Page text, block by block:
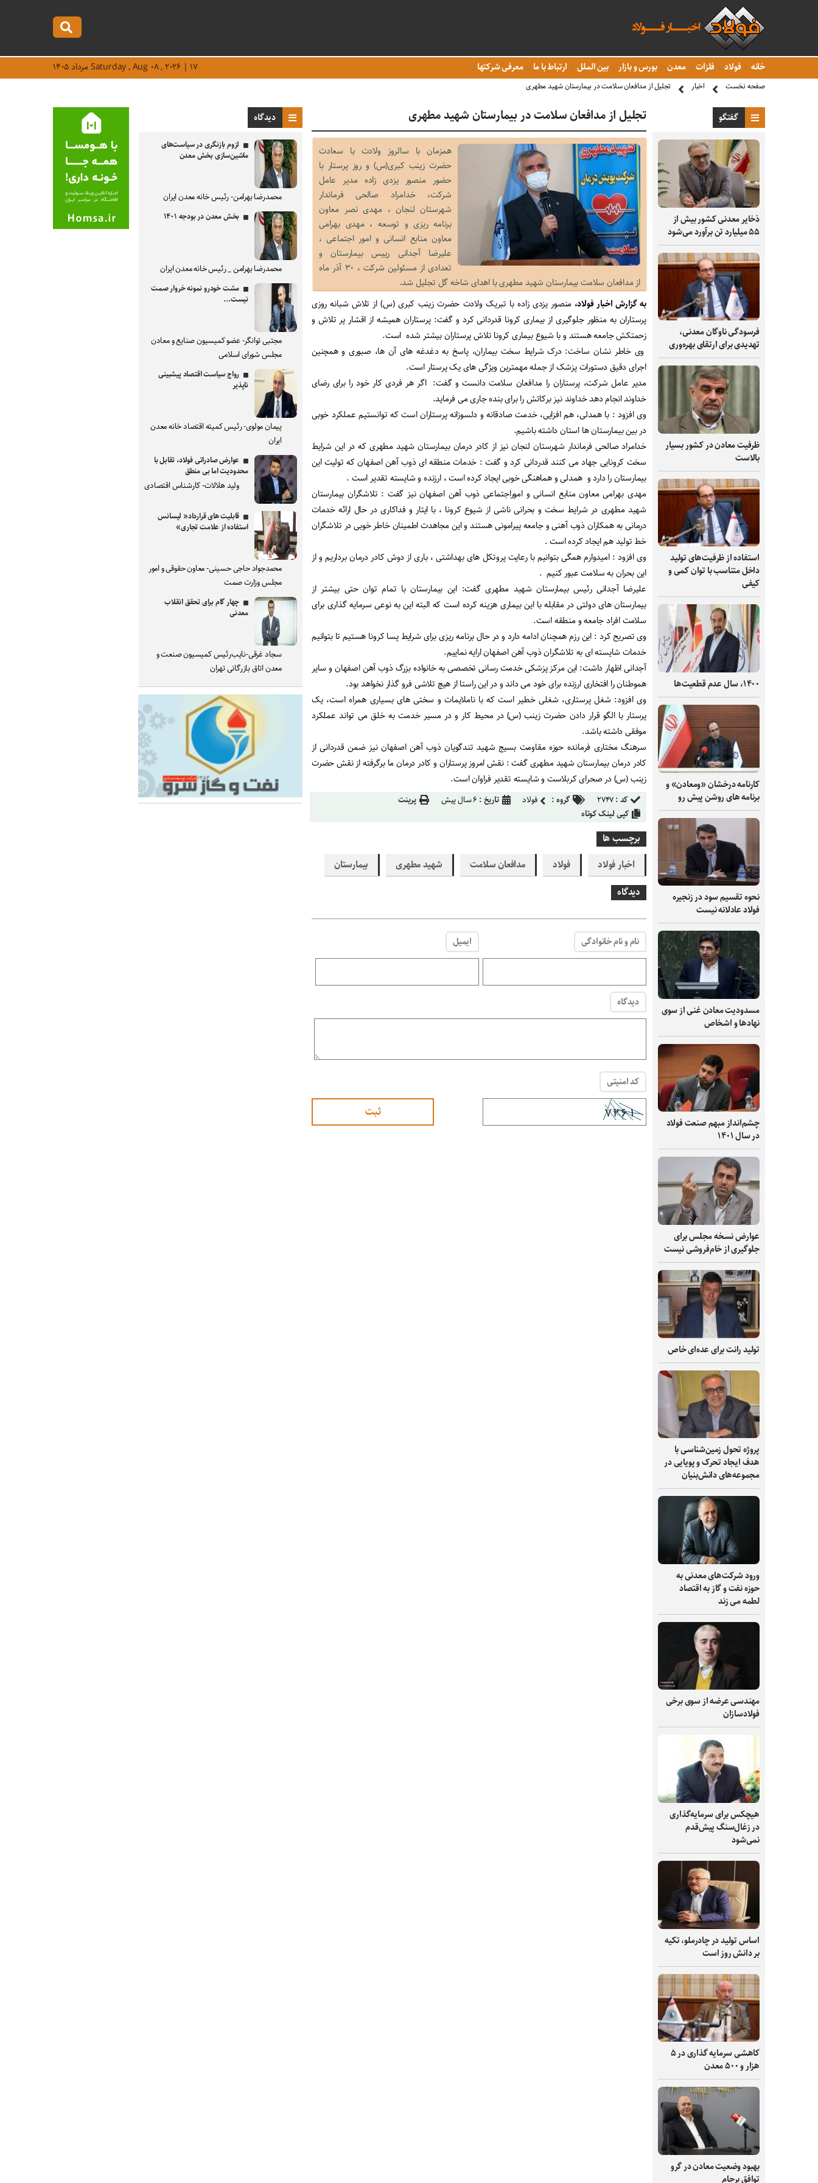
خانه فولاد فلزات معدن بورس و بازار بین الملل ارتباط با ما معرفی شرکتها Saturday , Aug ۰۸ , ۲۰۲۶ | ۱۷ مرداد ۱۴۰۵
صفحه نخست اخبار تجلیل از مدافعان سلامت در بیمارستان شهید مطهری
گفتگو
ذخایر معدنی کشور بیش از
۵۵ میلیارد تن برآورد می‌شود
فرسودگی ناوگان معدنی،
تهدیدی برای ارتقای بهره‌وری
ظرفیت‌ معادن در کشور بسیار
بالاست
استفاده از ظرفیت‌های تولید
داخل متناسب با توان کمی و
کیفی
۱۴۰۰، سال عدم قطعیت‌ها
کارنامه درخشان «ومعادن» و
برنامه های روشن پیش رو
نحوه تقسیم سود در زنجیره
فولاد عادلانه نیست
مسدودیت معادن غنی از سوی
نهادها و اشخاص
چشم‌انداز مبهم صنعت فولاد
در سال ۱۴۰۱
عوارض نسخه مجلس برای
جلوگیری از خام‌فروشی نیست
تولید رانت برای عده‌ای خاص
پروژه تحول زمین‌شناسی با
هدف ایجاد تحرک و پویایی در
مجموعه‌های دانش‌بنیان
ورود شرکت‌های معدنی به
حوزه نفت و گاز به اقتصاد
لطمه می زند
مهندسی عرضه از سوی برخی
فولادسازان
هیچکس برای سرمایه‌گذاری
در زغال‌سنگ پیش‌قدم
نمی‌شود
اساس تولید در چادرملو، تکیه
بر دانش‌ روز است
کاهشی سرمایه گذاری در ۵
هزار و ۵۰۰ معدن
بهبود وضعیت معادن در گرو
توافق برجام
تجلیل از مدافعان سلامت در بیمارستان شهید مطهری
همزمان با سالروز ولادت با سعادت
حضرت زینب کبری(س) و روز پرستار با
حضور منصور یزدی زاده مدیر عامل
شرکت، خدامراد صالحی فرماندار
شهرستان لنجان ، مهدی نصر معاون
برنامه ریزی و توسعه ، مهدی بهرامی
معاون منابع انسانی و امور اجتماعی ،
علیرضا آجدانی رییس بیمارستان و
تعدادی از مسئولین شرکت ، ۳۰ آذر ماه
از مدافعان سلامت بیمارستان شهید مطهری با اهدای شاخه گل تجلیل شد.
به گزارش اخبار فولاد، منصور یزدی زاده با تبریک ولادت حضرت زینب کبری (س) از تلاش شبانه روزی
پرستاران به منظور جلوگیری از بیماری کرونا قدردانی کرد و گفت: پرستاران همیشه از اقشار پر تلاش و
زحمتکش جامعه هستند و با شیوع بیماری کرونا تلاش پرستاران بیشتر شده است.
وی خاطر نشان ساخت: درک شرایط سخت بیماران، پاسخ به دغدغه های آن ها، صبوری و همچنین
اجرای دقیق دستورات پزشک از جمله مهم­ترین ویژگی های یک پرستار است.
مدیر عامل شرکت، پرستاران را مدافعان سلامت دانست و گفت: اگر هر فردی کار خود را برای رضای
خداوند انجام دهد خداوند نیز برکاتش را برای بنده جاری می فرماید.
وی افزود : با همدلی، هم افزایی، خدمت صادقانه و دلسوزانه پرستاران است که توانستیم عملکرد خوبی
در بین بیمارستان ها استان داشته باشیم.
خدامراد صالحی فرماندار شهرستان لنجان نیز از کادر درمان بیمارستان شهید مطهری که در این شرایط
سخت کرونایی جهاد می کنند قدردانی کرد و گفت : خدمات منطقه ای ذوب آهن اصفهان که تولیت این
بیمارستان را دارد و همدلی و هماهنگی خوبی ایجاد کرده است ، ارزنده و شایسته تقدیر است .
مهدی بهرامی معاون منابع انسانی و اموراجتماعی ذوب آهن اصفهان نیز گفت : تلاشگران بیمارستان
شهید مطهری در شرایط سخت و بحرانی ناشی از شیوع کرونا ، با ایثار و فداکاری در حال ارائه خدمات
درمانی به همکاران ذوب آهنی و جامعه پیرامونی هستند و این مجاهدت اطمینان خاطر خوبی در تلاشگران
خط تولید هم ایجاد کرده است .
وی افزود : امیدوارم همگی بتوانیم با رعایت پروتکل های بهداشتی ، باری از دوش کادر درمان برداریم و از
این بحران به سلامت عبور کنیم .
علیرضا آجدانی رئیس بیمارستان شهید مطهری گفت: این بیمارستان با تمام توان حتی بیشتر از
بیمارستان های دولتی در مقابله با این بیماری هزینه کرده است که البته این به نوعی سرمایه گذاری برای
سلامت افراد جامعه و منطقه است.
وی تصریح کرد : این رزم همچنان ادامه دارد و در حال برنامه ریزی برای شرایط پسا کرونا هستیم تا بتوانیم
خدمات شایسته ای به تلاشگران ذوب آهن اصفهان ارایه نماییم.
آجدانی اظهار داشت: این مرکز پزشکی خدمت رسانی تخصصی به خانواده بزرگ ذوب آهن اصفهان و سایر
هموطنان را افتخاری ارزنده برای خود می داند و در این راستا از هیچ تلاشی فرو گذار نخواهد بود.
وی افزود: شغل پرستاری، شغلی خطیر است که با ناملایمات و سختی های بسیاری همراه است، یک
پرستار با الگو قرار دادن حضرت زینب (س) در محیط کار و در مسیر خدمت به خلق می تواند عملکرد
موفقی داشته باشد.
سرهنگ مختاری فرمانده حوزه مقاومت بسیج شهید تندگویان ذوب آهن اصفهان نیز ضمن قدردانی از
کادر درمان بیمارستان شهید مطهری گفت : نقش امروز پرستاران و کادر درمان ما برگرفته از نقش حضرت
زینب (س) در صحرای کربلاست و شایسته تقدیر فراوان است.
کد :۲۷۴۷ گروه : فولاد تاریخ : ۶ سال پیش
پرینت
کپی لینک کوتاه
برچسب ها
اخبار فولاد
فولاد مدافعان سلامت شهید مطهری
بیمارستان
دیدگاه
نام و نام خانوادگی ایمیل
دیدگاه
کد امنیتی
دیدگاه
لزوم بازنگری در سیاست‌های
ماشین‌سازی بخش معدن
محمدرضا بهرامن- رئیس خانه معدن ایران
بخش معدن در بودجه ۱۴۰۱
محمدرضا بهرامن _ رئیس خانه معدن ایران
مشت خودرو نمونه خروار صمت
نیست...
مجتبی توانگر- عضو کمیسیون صنایع و معادن
مجلس شورای اسلامی
رواج سیاست اقتصاد پیشبینی
ناپذیر
پیمان مولوی- رئیس کمیته اقتصاد خانه معدن
ایران
عوارض صادراتی فولاد، تقابل با
محدودیت اما بی منطق
ولید هلالات- کارشناس اقتصادی
قابلیت های قرارداد« لیسانس
استفاده از علامت تجاری»
محمدجواد حاجی حسینی- معاون حقوقی و امور
مجلس وزارت صمت
چهار گام برای تحقق انقلاب
معدنی
سجاد غرقی-نایب‌رئیس کمیسیون صنعت و
معدن اتاق بازرگانی تهران